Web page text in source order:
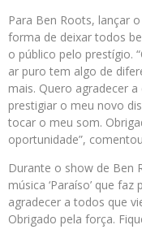
Para Ben Roots, lançar
forma de deixar todos
o público pelo prestígio.
ar puro tem algo de
mais. Quero agradecer
prestigiar o meu novo
tocar o meu som.
oportunidade”,
Durante o show de Ben
música ‘Paraíso’ que
agradecer a todos que
Obrigado pela força.